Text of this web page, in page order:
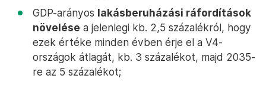
GDP-arányos lakásberuházási ráfordítások
növelése a jelenlegi kb. 2,5 százalékról, hogy
ezek értéke minden évben érje el a V4-
országok átlagát, kb. 3 százalékot, majd 2035-
re az 5 százalékot;